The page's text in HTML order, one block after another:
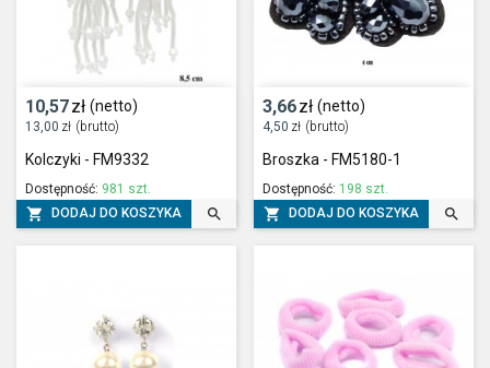
10,57zł (netto)
13,00 zł (brutto)
Kolczyki - FM9332
Dostępność: 981 szt.
 DODAJ DO KOSZYKA 
3,66zł (netto)
4,50 zł (brutto)
Broszka - FM5180-1
Dostępność: 198 szt.
 DODAJ DO KOSZYKA 